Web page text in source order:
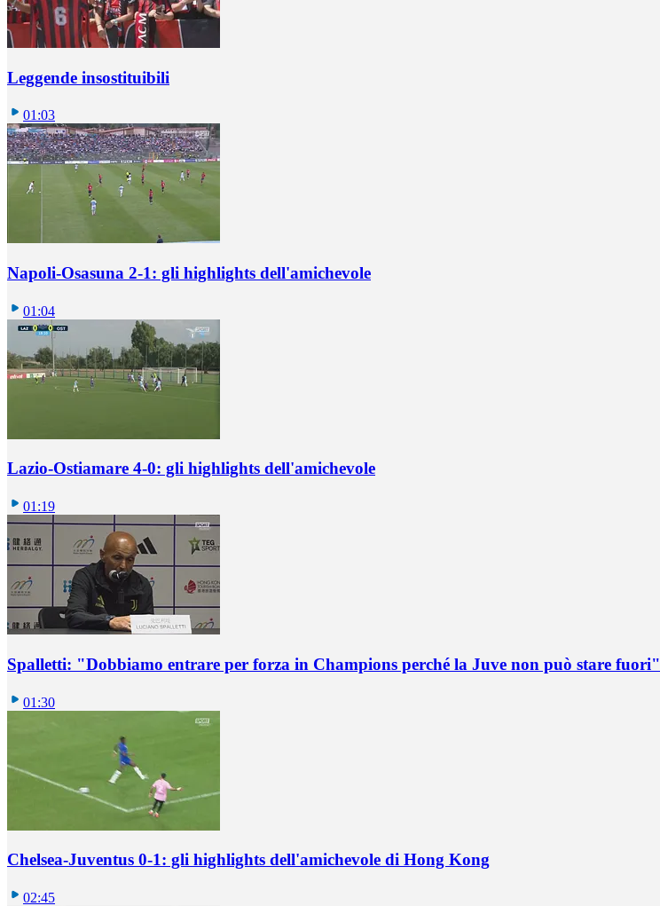
Leggende insostituibili
01:03
Napoli-Osasuna 2-1: gli highlights dell'amichevole
01:04
Lazio-Ostiamare 4-0: gli highlights dell'amichevole
01:19
Spalletti: "Dobbiamo entrare per forza in Champions perché la Juve non può stare fuori"
01:30
Chelsea-Juventus 0-1: gli highlights dell'amichevole di Hong Kong
02:45